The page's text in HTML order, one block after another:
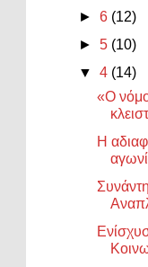
►6 (12)
►5 (10)
▼4 (14)
«Ο
Η